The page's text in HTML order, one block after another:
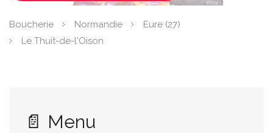
Boucherie Normandie
Eure (27)
Le Thuit-de-l'Oison
📄 Menu